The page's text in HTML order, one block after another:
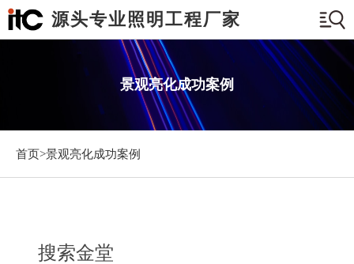
源头专业照明工程厂家
景观亮化成功案例
首页>景观亮化成功案例
搜索金堂